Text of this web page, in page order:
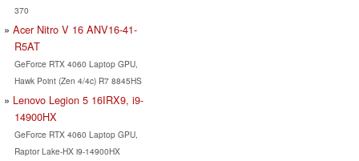
370
Acer Nitro V 16 ANV16-41-
R5AT
GeForce RTX 4060 Laptop GPU,
Hawk Point (Zen 4/4c) R7 8845HS
Lenovo Legion 5 16IRX9, i9-
14900HX
GeForce RTX 4060 Laptop GPU,
Raptor Lake-HX i9-14900HX